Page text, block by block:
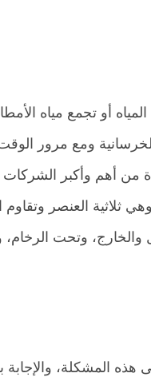
أو تجمع مياه
ومع مرور
أهم وأكبر الشركات
العنصر
وتحت
المشكلة، والإجابة